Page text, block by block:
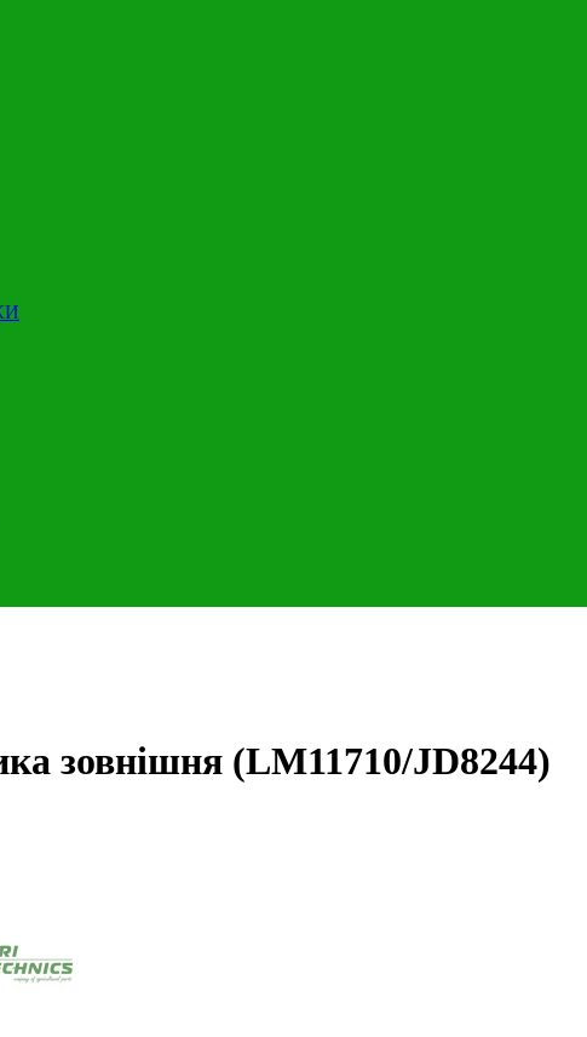
зовнішня (LM11710/JD8244)